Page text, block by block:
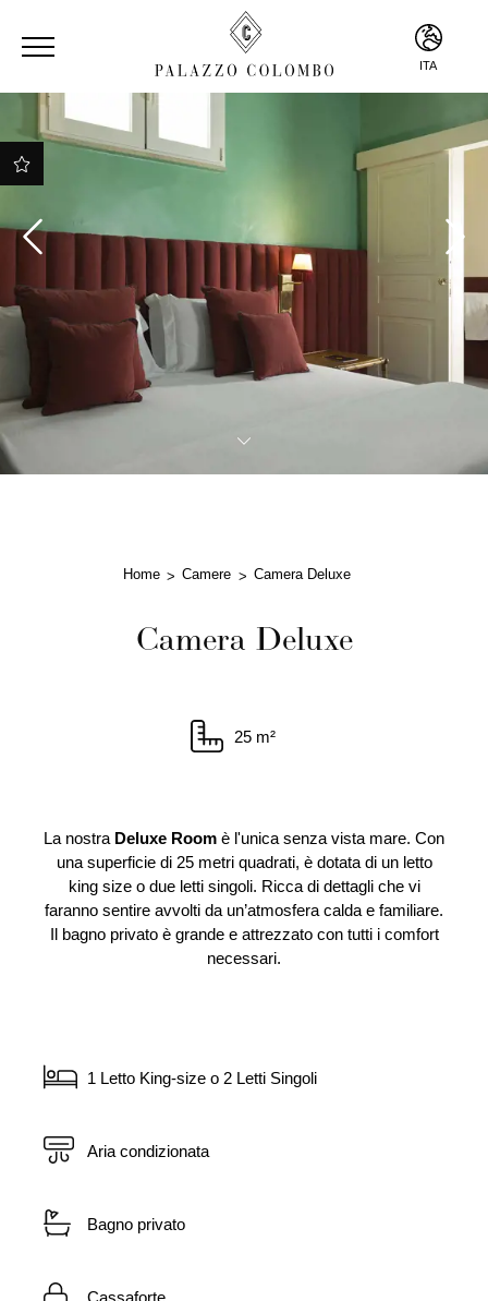
ITA
Miglior tariffa online
e teli mare su richiesta
Home Camere Camera Deluxe
Camera Deluxe
25 m²
La nostra Deluxe Room è l'unica senza vista mare. Con
una superficie di 25 metri quadrati, è dotata di un letto
king size o due letti singoli. Ricca di dettagli che vi
faranno sentire avvolti da un’atmosfera calda e familiare.
Il bagno privato è grande e attrezzato con tutti i comfort
necessari.
1 Letto King-size o 2 Letti Singoli
Aria condizionata
Bagno privato
Cassaforte